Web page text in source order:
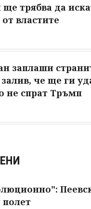
трябва да
властите
заплаши
че ще ги
не спрат Тръмп